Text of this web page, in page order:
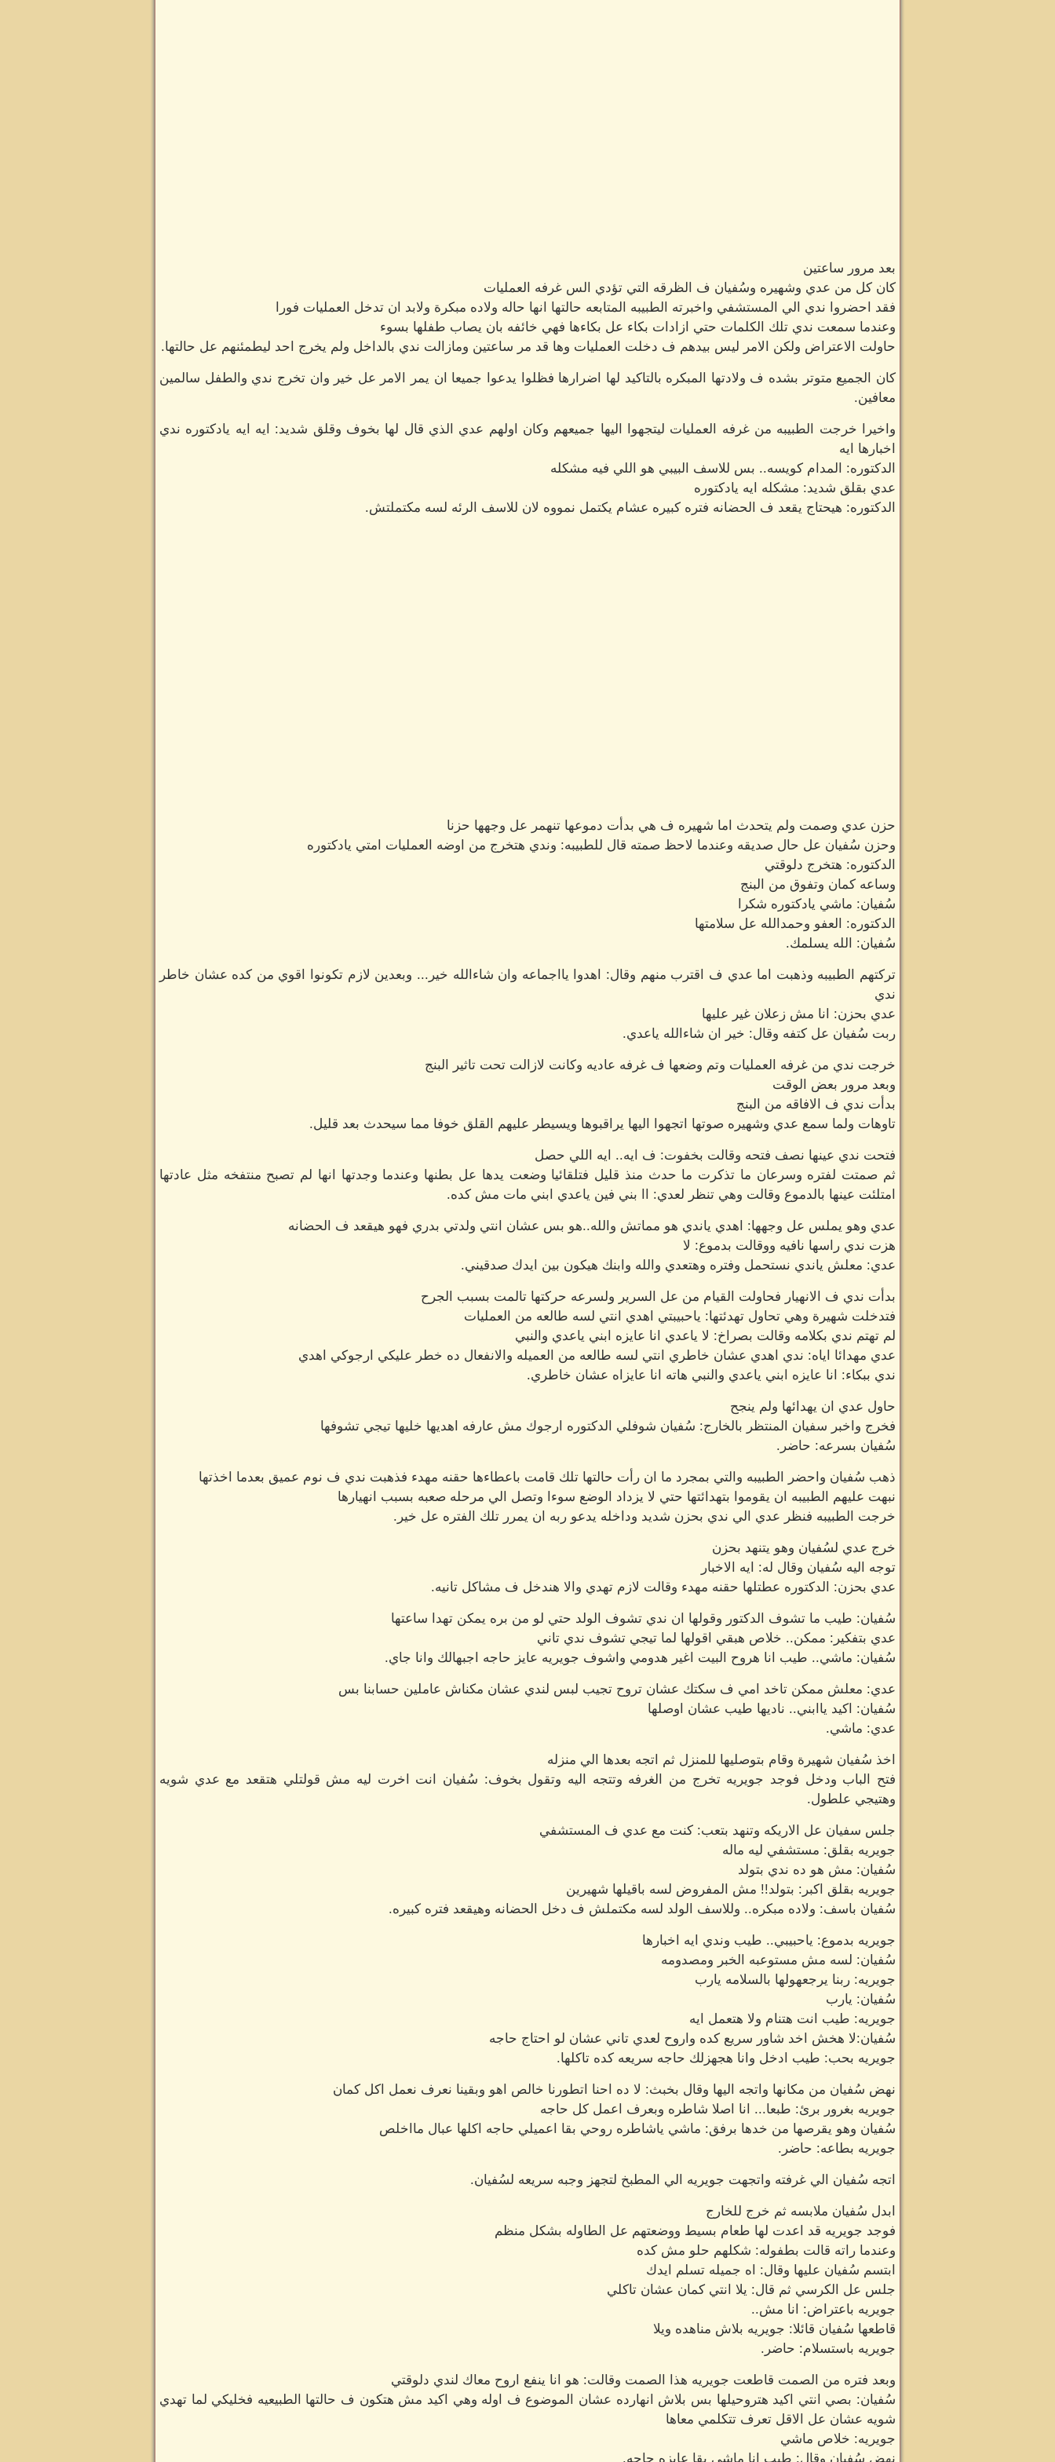
بعد مرور ساعتين
كان كل من عدي وشهيره وسُفيان ف الظرقه التي تؤدي الس غرفه العمليات
فقد احضروا ندي الي المستشفي واخبرته الطبيبه المتابعه حالتها انها حاله ولاده مبكرة ولابد ان تدخل العمليات فورا
وعندما سمعت ندي تلك الكلمات حتي ازادات بكاء عل بكاءها فهي خائفه بان يصاب طفلها بسوء
حاولت الاعتراض ولكن الامر ليس بيدهم ف دخلت العمليات وها قد مر ساعتين ومازالت ندي بالداخل ولم يخرج احد ليطمئنهم عل حالتها.
كان الجميع متوتر بشده ف ولادتها المبكره بالتاكيد لها اضرارها فظلوا يدعوا جميعا ان يمر الامر عل خير وان تخرج ندي والطفل سالمين
معافين.
واخيرا خرجت الطبيبه من غرفه العمليات ليتجهوا اليها جميعهم وكان اولهم عدي الذي قال لها بخوف وقلق شديد: ايه ايه يادكتوره ندي
اخبارها ايه
الدكتوره: المدام كويسه.. بس للاسف البيبي هو اللي فيه مشكله
عدي بقلق شديد: مشكله ايه يادكتوره
الدكتوره: هيحتاج يقعد ف الحضانه فتره كبيره عشام يكتمل نمووه لان للاسف الرئه لسه مكتملتش.
حزن عدي وصمت ولم يتحدث اما شهيره ف هي بدأت دموعها تنهمر عل وجهها حزنا
وحزن سُفيان عل حال صديقه وعندما لاحظ صمته قال للطبيبه: وندي هتخرج من اوضه العمليات امتي يادكتوره
الدكتوره: هتخرج دلوقتي
وساعه كمان وتفوق من البنج
سُفيان: ماشي يادكتوره شكرا
الدكتوره: العفو وحمدالله عل سلامتها
سُفيان: الله يسلمك.
تركتهم الطبيبه وذهبت اما عدي ف اقترب منهم وقال: اهدوا يااجماعه وان شاءالله خير... وبعدين لازم تكونوا اقوي من كده عشان خاطر
ندي
عدي بحزن: انا مش زعلان غير عليها
ربت سُفيان عل كتفه وقال: خير ان شاءالله ياعدي.
خرجت ندي من غرفه العمليات وتم وضعها ف غرفه عاديه وكانت لازالت تحت تاثير البنج
وبعد مرور بعض الوقت
بدأت ندي ف الافاقه من البنج
تاوهات ولما سمع عدي وشهيره صوتها اتجهوا اليها يراقبوها ويسيطر عليهم القلق خوفا مما سيحدث بعد قليل.
فتحت ندي عينها نصف فتحه وقالت بخفوت: ف ايه.. ايه اللي حصل
ثم صمتت لفتره وسرعان ما تذكرت ما حدث منذ قليل فتلقائيا وضعت يدها عل بطنها وعندما وجدتها انها لم تصبح منتفخه مثل عادتها
امتلئت عينها بالدموع وقالت وهي تنظر لعدي: اا بني فين ياعدي ابني مات مش كده.
عدي وهو يملس عل وجهها: اهدي ياندي هو مماتش والله..هو بس عشان انتي ولدتي بدري فهو هيقعد ف الحضانه
هزت ندي راسها نافيه ووقالت بدموع: لا
عدي: معلش ياندي نستحمل وفتره وهتعدي والله وابنك هيكون بين ايدك صدقيني.
بدأت ندي ف الانهيار فحاولت القيام من عل السرير ولسرعه حركتها تالمت بسبب الجرح
فتدخلت شهيرة وهي تحاول تهدئتها: ياحبيبتي اهدي انتي لسه طالعه من العمليات
لم تهتم ندي بكلامه وقالت بصراخ: لا ياعدي انا عايزه ابني ياعدي والنبي
عدي مهدائا اياه: ندي اهدي عشان خاطري انتي لسه طالعه من العميله والانفعال ده خطر عليكي ارجوكي اهدي
ندي ببكاء: انا عايزه ابني ياعدي والنبي هاته انا عايزاه عشان خاطري.
حاول عدي ان يهدائها ولم ينجح
فخرج واخبر سفيان المنتظر بالخارج: سُفيان شوفلي الدكتوره ارجوك مش عارفه اهديها خليها تيجي تشوفها
سُفيان بسرعه: حاضر.
ذهب سُفيان واحضر الطبيبه والتي بمجرد ما ان رأت حالتها تلك قامت باعطاءها حقنه مهدء فذهبت ندي ف نوم عميق بعدما اخذتها
نبهت عليهم الطبيبه ان يقوموا بتهدائتها حتي لا يزداد الوضع سوءا وتصل الي مرحله صعبه بسبب انهيارها
خرجت الطبيبه فنظر عدي الي ندي بحزن شديد وداخله يدعو ربه ان يمرر تلك الفتره عل خير.
خرج عدي لسُفيان وهو يتنهد بحزن
توجه اليه سُفيان وقال له: ايه الاخبار
عدي بحزن: الدكتوره عطتلها حقنه مهدء وقالت لازم تهدي والا هندخل ف مشاكل تانيه.
سُفيان: طيب ما تشوف الدكتور وقولها ان ندي تشوف الولد حتي لو من بره يمكن تهدا ساعتها
عدي بتفكير: ممكن.. خلاص هبقي اقولها لما تيجي تشوف ندي تاني
سُفيان: ماشي.. طيب انا هروح البيت اغير هدومي واشوف جويريه عايز حاجه اجبهالك وانا جاي.
عدي: معلش ممكن تاخد امي ف سكتك عشان تروح تجيب لبس لندي عشان مكناش عاملين حسابنا بس
سُفيان: اكيد ياابني.. ناديها طيب عشان اوصلها
عدي: ماشي.
اخذ سُفيان شهيرة وقام بتوصليها للمنزل ثم اتجه بعدها الي منزله
فتح الباب ودخل فوجد جويريه تخرج من الغرفه وتتجه اليه وتقول بخوف: سُفيان انت اخرت ليه مش قولتلي هتقعد مع عدي شويه
وهتيجي علطول.
جلس سفيان عل الاريكه وتنهد بتعب: كنت مع عدي ف المستشفي
جويريه بقلق: مستشفي ليه ماله
سُفيان: مش هو ده ندي بتولد
جويريه بقلق اكبر: بتولد!! مش المفروض لسه باقيلها شهيرين
سُفيان باسف: ولاده مبكره.. وللاسف الولد لسه مكتملش ف دخل الحضانه وهيقعد فتره كبيره.
جويريه بدموع: ياحبيبي.. طيب وندي ايه اخبارها
سُفيان: لسه مش مستوعبه الخبر ومصدومه
جويريه: ربنا يرجعهولها بالسلامه يارب
سُفيان: يارب
جويريه: طيب انت هتنام ولا هتعمل ايه
سُفيان:لا هخش اخد شاور سريع كده واروح لعدي تاني عشان لو احتاج حاجه
جويريه بحب: طيب ادخل وانا هجهزلك حاجه سريعه كده تاكلها.
نهض سُفيان من مكانها واتجه اليها وقال بخبث: لا ده احنا اتطورنا خالص اهو وبقينا نعرف نعمل اكل كمان
جويريه بغرور برئ: طبعا... انا اصلا شاطره وبعرف اعمل كل حاجه
سُفيان وهو يقرصها من خدها برفق: ماشي ياشاطره روحي بقا اعميلي حاجه اكلها عبال مااخلص
جويريه بطاعه: حاضر.
اتجه سُفيان الي غرفته واتجهت جويريه الي المطبخ لتجهز وجبه سريعه لسُفيان.
ابدل سُفيان ملابسه ثم خرج للخارج
فوجد جويريه قد اعدت لها طعام بسيط ووضعتهم عل الطاوله بشكل منظم
وعندما راته قالت بطفوله: شكلهم حلو مش كده
ابتسم سُفيان عليها وقال: اه جميله تسلم ايدك
جلس عل الكرسي ثم قال: يلا انتي كمان عشان تاكلي
جويريه باعتراض: انا مش..
قاطعها سُفيان قائلا: جويريه بلاش مناهده ويلا
جويريه باستسلام: حاضر.
وبعد فتره من الصمت قاطعت جويريه هذا الصمت وقالت: هو انا ينفع اروح معاك لندي دلوقتي
سُفيان: بصي انتي اكيد هتروحيلها بس بلاش انهارده عشان الموضوع ف اوله وهي اكيد مش هتكون ف حالتها الطبيعيه فخليكي لما تهدي
شويه عشان عل الاقل تعرف تتكلمي معاها
جويريه: خلاص ماشي
نهض سُفيان وقال: طيب انا ماشي بقا عايزه حاجه.